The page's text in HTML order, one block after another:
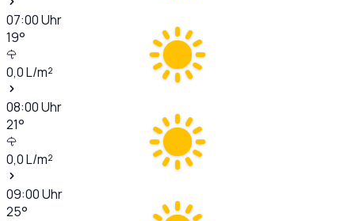
07:00Uhr
19°
0,0L/m²
08:00Uhr
21°
0,0L/m²
09:00Uhr
25°